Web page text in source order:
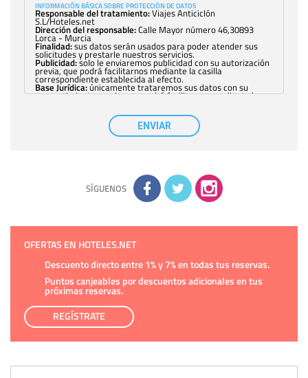
INFORMACIÓN BÁSICA SOBRE PROTECCIÓN DE DATOS
Responsable del tratamiento:Viajes Anticiclón
S.L/Hoteles.net
Dirección del responsable:Calle Mayor número 46,30893
Lorca - Murcia
Finalidad:sus datos serán usados para poder atender sus
solicitudes y prestarle nuestros servicios.
Publicidad:solo le enviaremos publicidad con su autorización
previa, que podrá facilitarnos mediante la casilla
correspondiente establecida al efecto.
Base Jurídica:únicamente trataremos sus datos con su
consentimiento previo, que podrá facilitarnos mediante la
con carácter general, sólo el personal de
nuestra entidad que esté debidamente autorizado podrá
tener conocimiento de la información que le pedimos. No se
comunicarán datos a terceros.
adicional y detallada sobre cómo tratamos sus datos en la
política de privacidad
ENVIAR
SÍGUENOS
OFERTAS EN HOTELES.NET
Descuento directo entre 1% y 7% en todas tus reservas.
Puntos canjeables por descuentos adicionales en tus
próximas reservas.
REGÍSTRATE